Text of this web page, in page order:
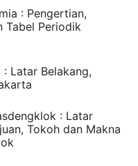
: Pengertian,
Tabel Periodik
Latar Belakang,
: Latar
Tokoh dan Makna